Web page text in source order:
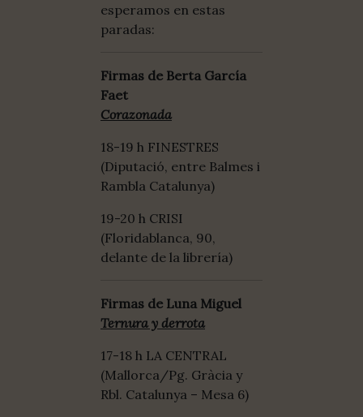
esperamos en estas
paradas:
Firmas de Berta García
Faet
Corazonada
18-19 h FINESTRES
(Diputació, entre Balmes i
Rambla Catalunya)
19-20 h CRISI
(Floridablanca, 90,
delante de la librería)
Firmas de Luna Miguel
Ternura y derrota
17-18 h LA CENTRAL
(Mallorca/Pg. Gràcia y
Rbl. Catalunya – Mesa 6)